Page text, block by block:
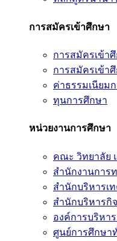
การสมัครเข้าศึกษา
การสมัครเข้
การสมัครเข้า
ค่าธรรมเนียม
ทุนการศึกษา
หน่วยงานการศึกษา
คณะ วิทยาลัย
สำนักงานการ
สำนักบริหารเ
สำนักบริหารกิ
องค์การบริหา
ศูนย์การศึกษา